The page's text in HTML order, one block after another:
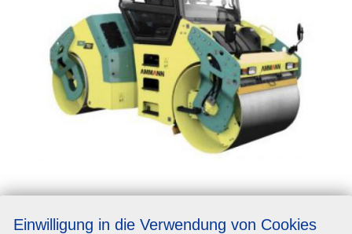
Basisinformationen
Einwilligung in die Verwendung von Cookies